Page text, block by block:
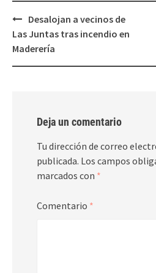
Post
navigation
Desalojan a vecinos de
Las Juntas tras incendio en
Maderería
Deja un comentario
Tu dirección de correo
publicada. Los campos
marcados con *
Comentario *